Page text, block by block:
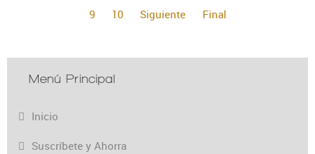
9
10 Siguiente Final
Menú Principal
Inicio
Suscríbete y Ahorra